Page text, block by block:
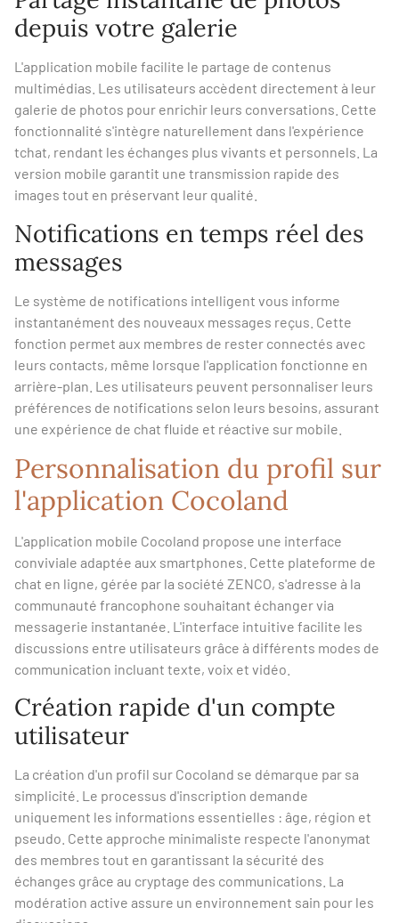
depuis votre galerie
L'application mobile facilite le partage de contenus
multimédias. Les utilisateurs accèdent directement à leur
galerie de photos pour enrichir leurs conversations. Cette
fonctionnalité s'intègre naturellement dans l'expérience
tchat, rendant les échanges plus vivants et personnels. La
version mobile garantit une transmission rapide des
images tout en préservant leur qualité.
Notifications en temps réel des
messages
Le système de notifications intelligent vous informe
instantanément des nouveaux messages reçus. Cette
fonction permet aux membres de rester connectés avec
leurs contacts, même lorsque l'application fonctionne en
arrière-plan. Les utilisateurs peuvent personnaliser leurs
préférences de notifications selon leurs besoins, assurant
une expérience de chat fluide et réactive sur mobile.
Personnalisation du profil sur
l'application Cocoland
L'application mobile Cocoland propose une interface
conviviale adaptée aux smartphones. Cette plateforme de
chat en ligne, gérée par la société ZENCO, s'adresse à la
communauté francophone souhaitant échanger via
messagerie instantanée. L'interface intuitive facilite les
discussions entre utilisateurs grâce à différents modes de
communication incluant texte, voix et vidéo.
Création rapide d'un compte
utilisateur
La création d'un profil sur Cocoland se démarque par sa
simplicité. Le processus d'inscription demande
uniquement les informations essentielles : âge, région et
pseudo. Cette approche minimaliste respecte l'anonymat
des membres tout en garantissant la sécurité des
échanges grâce au cryptage des communications. La
modération active assure un environnement sain pour les